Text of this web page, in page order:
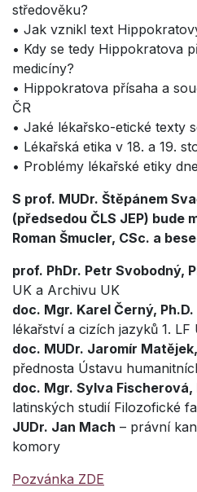
středověku?
• Jak vznikl text
• Kdy se tedy Hippokratova
medicíny?
• Hippokratova přísaha a
ČR
• Jaké lékařsko-etické texty
• Lékařská etika v 18. a 19.
• Problémy lékařské etiky
S prof. MUDr. Štěpánem
(předsedou ČLS JEP) bude
Roman Šmucler, CSc. a
prof. PhDr. Petr Svobodný,
UK a Archivu UK
doc. Mgr. Karel Černý, Ph.D.
lékařství a cizích jazyků 1. LF
doc. MUDr. Jaromír
přednosta Ústavu
doc. Mgr. Sylva Fischerová,
latinských studií Filozofické
JUDr. Jan Mach – právní
komory
Pozvánka ZDE